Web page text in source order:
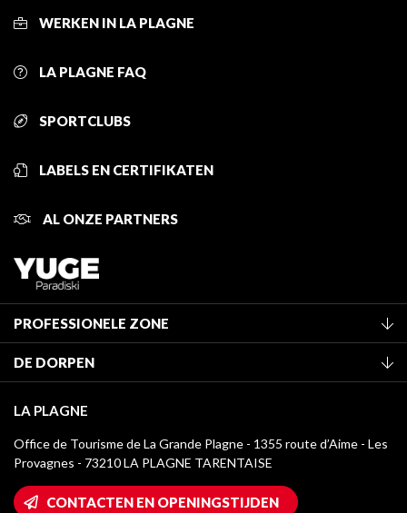
WERKEN IN LA PLAGNE
LA PLAGNE FAQ
SPORTCLUBS
LABELS EN CERTIFIKATEN
AL ONZE PARTNERS
PROFESSIONELE ZONE
Classificatie van de gemeubileerde accommodaties
Verblijfstaks
Mediatheek
La Plagne logo's
Wifi toegang
DE DORPEN
Champagny-en-Vanoise
Montchavin - Les Coches
Plagne 1800
LA PLAGNE
Office de Tourisme de La Grande Plagne - 1355 route d’Aime - Les
Provagnes - 73210 LA PLAGNE TARENTAISE
CONTACTEN EN OPENINGSTIJDEN